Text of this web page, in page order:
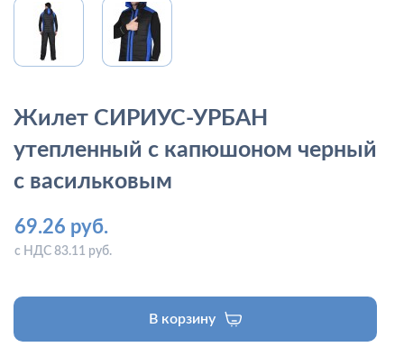
Жилет СИРИУС-УРБАН
утепленный с капюшоном черный
с васильковым
69.26 руб.
с НДС 83.11 руб.
В корзину